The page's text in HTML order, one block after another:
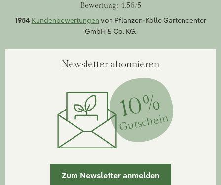
Bewertung: 4.56/5
1954 Kundenbewertungen von Pflanzen-Kölle Gartencenter
GmbH & Co. KG.
Newsletter abonnieren
10%
Gutschein
Zum Newsletter anmelden